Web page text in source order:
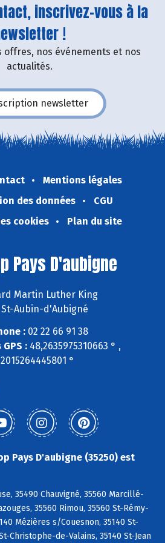
inscrivez-vous à la
!
offres, nos événements et nos
actualités.
newsletter
Mentions légales
des données
CGU
cookies
Plan du site
Pays D'aubigne
Martin Luther King
Aubin-d'Aubigné
:02 22 66 91 38
:48,2635975310663 ° ,
°
Pays D'aubigne (35250) est
35490 Chauvigné, 35560 Marcillé-
35560 Rimou, 35560 St-Rémy-
Mézières s/Couesnon, 35140 St-
Christophe-de-Valains, 35140 St-Jean